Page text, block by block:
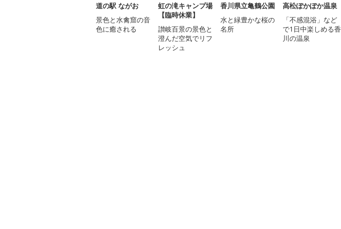
道の駅 ながお
景色と水禽窟の音
色に癒される
虹の滝キャンプ場
【臨時休業】
讃岐百景の景色と
澄んだ空気でリフ
レッシュ
香川県立亀鶴公園
水と緑豊かな桜の
名所
高松ぽかぽか温泉
「不感混浴」など
で1日中楽しめる香
川の温泉